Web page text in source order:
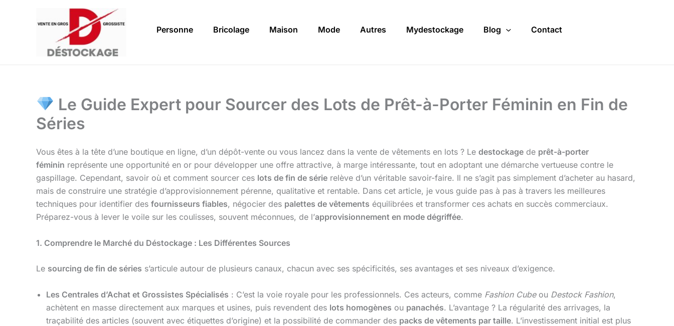
Personne Bricolage Maison Mode Autres Mydestockage Blog Contact
Le Guide Expert pour Sourcer des Lots de Prêt-à-Porter Féminin en Fin de
Séries
Vous êtes à la tête d’une boutique en ligne, d’un dépôt-vente ou vous lancez dans la vente de vêtements en lots ? Le destockage de prêt-à-porter
féminin représente une opportunité en or pour développer une offre attractive, à marge intéressante, tout en adoptant une démarche vertueuse contre le
gaspillage. Cependant, savoir où et comment sourcer ces lots de fin de série relève d’un véritable savoir-faire. Il ne s’agit pas simplement d’acheter au hasard,
mais de construire une stratégie d’approvisionnement pérenne, qualitative et rentable. Dans cet article, je vous guide pas à pas à travers les meilleures
techniques pour identifier des fournisseurs fiables, négocier des palettes de vêtements équilibrées et transformer ces achats en succès commerciaux.
Préparez-vous à lever le voile sur les coulisses, souvent méconnues, de l’approvisionnement en mode dégriffée.
1. Comprendre le Marché du Déstockage : Les Différentes Sources
Le sourcing de fin de séries s’articule autour de plusieurs canaux, chacun avec ses spécificités, ses avantages et ses niveaux d’exigence.
Les Centrales d’Achat et Grossistes Spécialisés : C’est la voie royale pour les professionnels. Ces acteurs, comme Fashion Cubeou Destock Fashion,
achètent en masse directement aux marques et usines, puis revendent des lots homogènes ou panachés. L’avantage ? La régularité des arrivages, la
traçabilité des articles (souvent avec étiquettes d’origine) et la possibilité de commander des packs de vêtements par taille. L’investissement initial est plus